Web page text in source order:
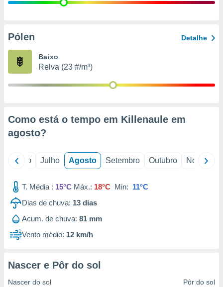
e
de
Pólen Detalhe
Baixo
Relva (23 #/m³)
Como está o tempo em Killenaule em
agosto?
Junho Julho Agosto Setembro Outubro Novembro
T. Média : 15°C Máx.: 18°C Min: 11°C
Dias de chuva: 13 dias
Acum. de chuva: 81 mm
Vento médio: 12 km/h
Nascer e Pôr do sol
Nascer do sol Pôr do sol